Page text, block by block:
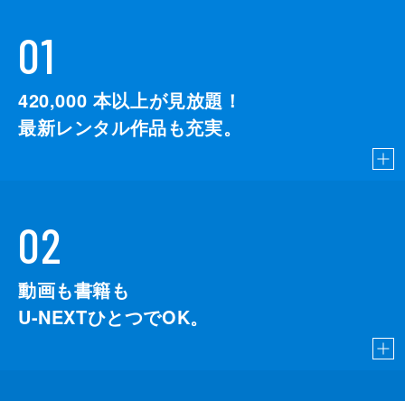
01
420,000 本以上が見放題！
最新レンタル作品も充実。
02
動画も書籍も
U-NEXTひとつでOK。